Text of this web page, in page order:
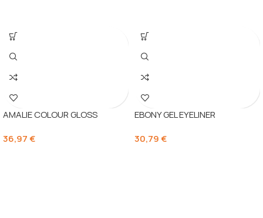
AMALIE COLOUR GLOSS
36,97€
EBONY GEL EYELINER
30,79€